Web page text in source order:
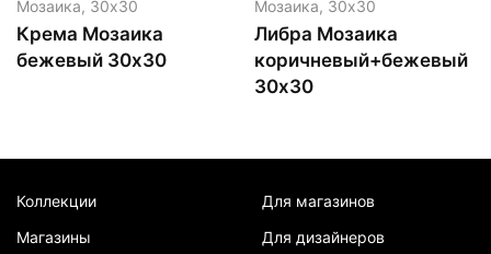
Мозаика, 30х30
Крема Мозаика
бежевый 30х30
Мозаика, 30х30
Либра Мозаика
коричневый+бежевый
30х30
Коллекции
Магазины
Для магазинов
Для дизайнеров